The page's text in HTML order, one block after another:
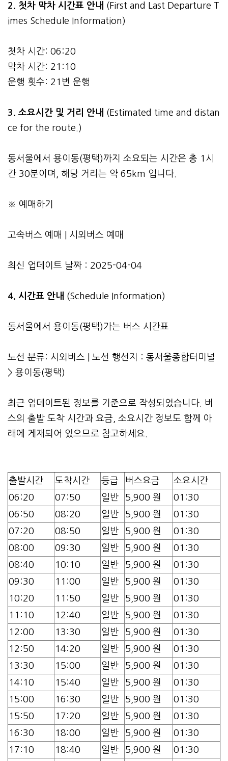
2. 첫차 막차 시간표 안내 (First and Last Departure T
imes Schedule Information)
첫차 시간: 06:20
막차 시간: 21:10
운행 횟수: 21번 운행
3. 소요시간 및 거리 안내 (Estimated time and distan
ce for the route.)
동서울에서 용이동(평택)까지 소요되는 시간은 총 1시
간 30분이며, 해당 거리는 약 65km 입니다.
※ 예매하기
고속버스 예매 시외버스 예매
최신 업데이트 날짜 : 2025-04-04
4. 시간표 안내 (Schedule Information)
동서울에서 용이동(평택)가는 버스 시간표
노선 분류: 시외버스 | 노선 행선지 : 동서울종합터미널
> 용이동(평택)
최근 업데이트된 정보를 기준으로 작성되었습니다. 버
스의 출발 도착 시간과 요금, 소요시간 정보도 함께 아
래에 게재되어 있으므로 참고하세요.
출발시간 도착시간 등급 버스요금
소요시간
06:20
07:50 일반 5,900 원
01:30
06:50
08:20 일반 5,900 원
01:30
07:20
08:50 일반 5,900 원
01:30
08:00
09:30 일반 5,900 원
01:30
08:40
10:10 일반 5,900 원
01:30
09:30
11:00 일반 5,900 원
01:30
10:20
11:50 일반 5,900 원
01:30
11:10
12:40 일반 5,900 원
01:30
12:00
13:30 일반 5,900 원
01:30
12:50
14:20 일반 5,900 원
01:30
13:30
15:00 일반 5,900 원
01:30
14:10
15:40 일반 5,900 원
01:30
15:00
16:30 일반 5,900 원
01:30
15:50
17:20 일반 5,900 원
01:30
16:30
18:00 일반 5,900 원
01:30
17:10
18:40 일반 5,900 원 01:30